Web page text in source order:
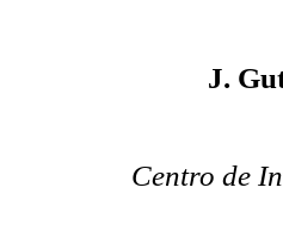
J.
Centro de